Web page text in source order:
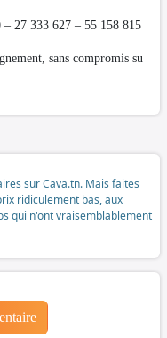
– 27 333 627 – 55 158 815
sans compromis su
sur Cava.tn. Mais faites
ridiculement bas, aux
qui n'ont vraisemblablement